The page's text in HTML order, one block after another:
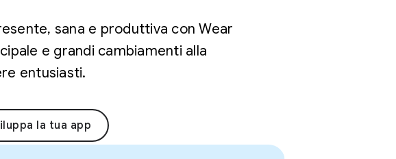
sana e produttiva con Wear
e grandi cambiamenti alla
entusiasti.
la tua app